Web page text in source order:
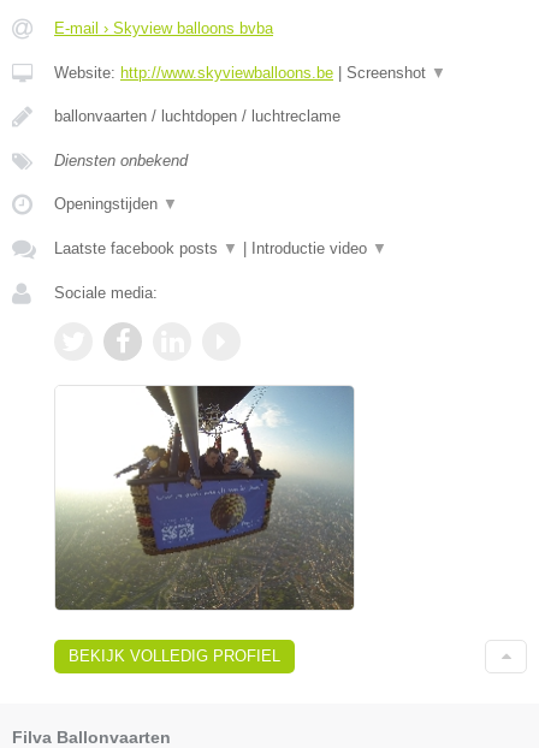
E-mail › Skyview balloons bvba
Website: http://www.skyviewballoons.be Screenshot ▼
ballonvaarten / luchtdopen / luchtreclame
Diensten onbekend
Openingstijden ▼
Laatste facebook posts ▼ Introductie video ▼
Sociale media:
BEKIJK VOLLEDIG PROFIEL
Filva Ballonvaarten